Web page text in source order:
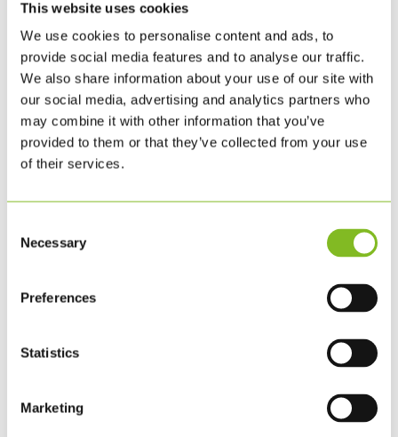
This website uses cookies
We use cookies to personalise content and ads, to
provide social media features and to analyse our traffic.
We also share information about your use of our site with
our social media, advertising and analytics partners who
may combine it with other information that you’ve
provided to them or that they’ve collected from your use
of their services.
Selection
Necessary
Preferences
Statistics
Marketing
NATURE
6. MAJ. 2026| ØVRIGT
KLS PurePrint has had the first two steps of the
Science Based Targets Network process, Step 1:
Assess and Step 2: Prioritize, validated. Læs
nyheden på dansk her. As published on the SBTN
materiality assessment and...
LÆS MERE